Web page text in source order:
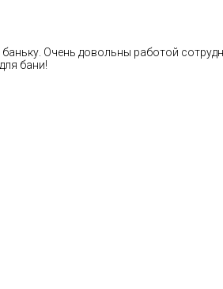
баньку. Очень довольны работой
бани!